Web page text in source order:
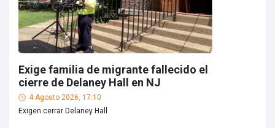
Exige familia de migrante fallecido el
cierre de Delaney Hall en NJ
4 Agosto 2026, 17:10
Exigen cerrar Delaney Hall